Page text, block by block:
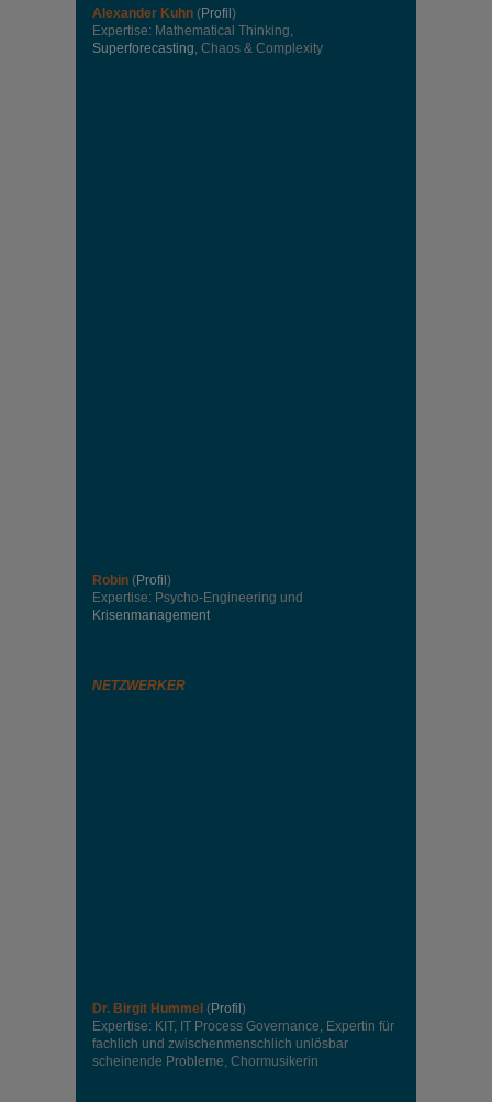
Alexander Kuhn (Profil )
Expertise: Mathematical Thinking,
Superforecasting, Chaos & Complexity
Robin (Profil )
Expertise: Psycho-Engineering und
Krisenmanagement
NETZWERKER
Dr. Birgit Hummel (Profil )
Expertise: KIT, IT Process Governance, Expertin für
fachlich und zwischenmenschlich unlösbar
scheinende Probleme, Chormusikerin